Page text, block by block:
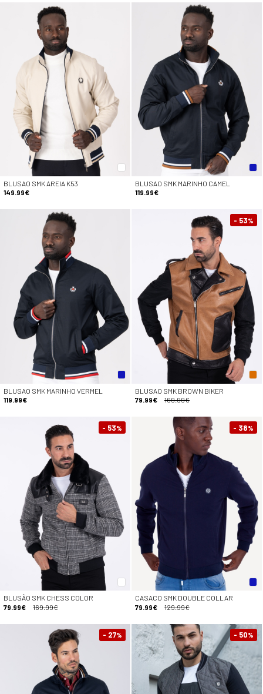
BLUSAO SMK AREIA K53
149.99€
BLUSAO SMK MARINHO CAMEL
119.99€
BLUSAO SMK MARINHO VERMEL
119.99€
- 53%
BLUSAO SMK BROWN BIKER
79.99€
169.99€
- 53%
BLUSÃO SMK CHESS COLOR
79.99€
169.99€
- 38%
CASACO SMK DOUBLE COLLAR
79.99€
129.99€
- 27% - 50%